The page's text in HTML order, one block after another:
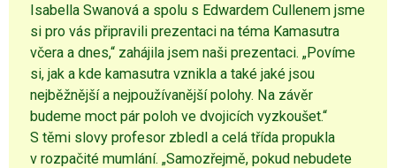
Isabella Swanová a spolu s Edwardem Cullenem jsme
si pro vás připravili prezentaci na téma Kamasutra
včera a dnes,“ zahájila jsem naši prezentaci. „Povíme
si, jak a kde kamasutra vznikla a také jaké jsou
nejběžnější a nejpoužívanější polohy. Na závěr
budeme moct pár poloh ve dvojicích vyzkoušet.“
S těmi slovy profesor zbledl a celá třída propukla
v rozpačité mumlání. „Samozřejmě, pokud nebudete